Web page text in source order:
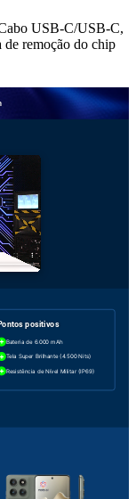
USB-C/USB-C,
de remoção do chip